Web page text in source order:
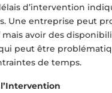
d’intervention
Une entreprise peut
avoir des
peut être
de temps.